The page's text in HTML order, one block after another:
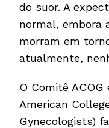
do suor. A
normal, embora
morram em
atualmente,
O Comitê
American
Gynecologists)